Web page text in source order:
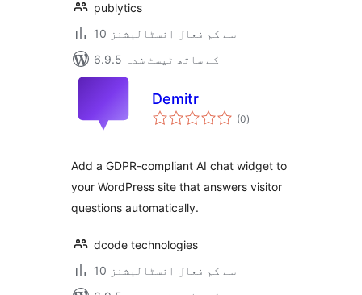
publytics
10 سے کم فعال انسٹالیشنز
6.9.5 کے ساتھ ٹیسٹ شدہ
Demitr
(0مجموعی
درجہ
)
Add a GDPR-compliant AI chat widget to
your WordPress site that answers visitor
questions automatically.
dcode technologies
10 سے کم فعال انسٹالیشنز